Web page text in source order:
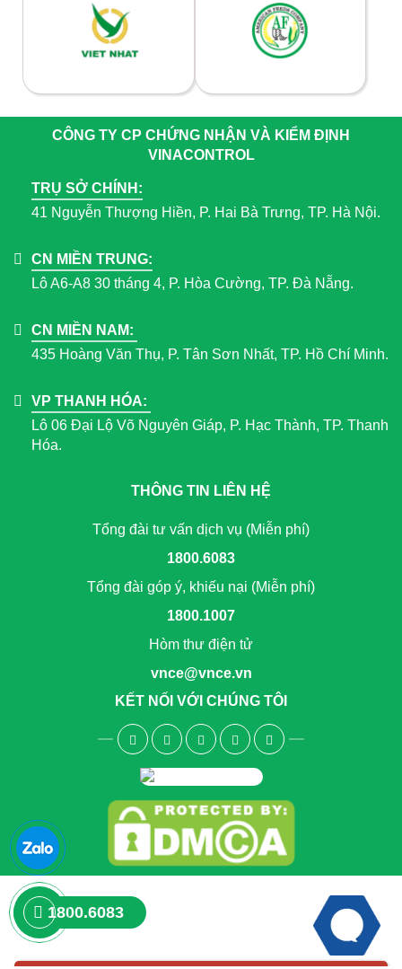
CÔNG TY CP CHỨNG NHẬN VÀ KIỂM ĐỊNH
VINACONTROL
TRỤ SỞ CHÍNH:
41 Nguyễn Thượng Hiền, P. Hai Bà Trưng, TP. Hà Nội.
CN MIỀN TRUNG:
Lô A6-A8 30 tháng 4, P. Hòa Cường, TP. Đà Nẵng.
CN MIỀN NAM:
435 Hoàng Văn Thụ, P. Tân Sơn Nhất, TP. Hồ Chí Minh.
VP THANH HÓA:
Lô 06 Đại Lộ Võ Nguyên Giáp, P. Hạc Thành, TP. Thanh
Hóa.
THÔNG TIN LIÊN HỆ
Tổng đài tư vấn dịch vụ (Miễn phí)
1800.6083
Tổng đài góp ý, khiếu nại (Miễn phí)
1800.1007
Hòm thư điện tử
vnce@vnce.vn
KẾT NỐI VỚI CHÚNG TÔI
1800.6083